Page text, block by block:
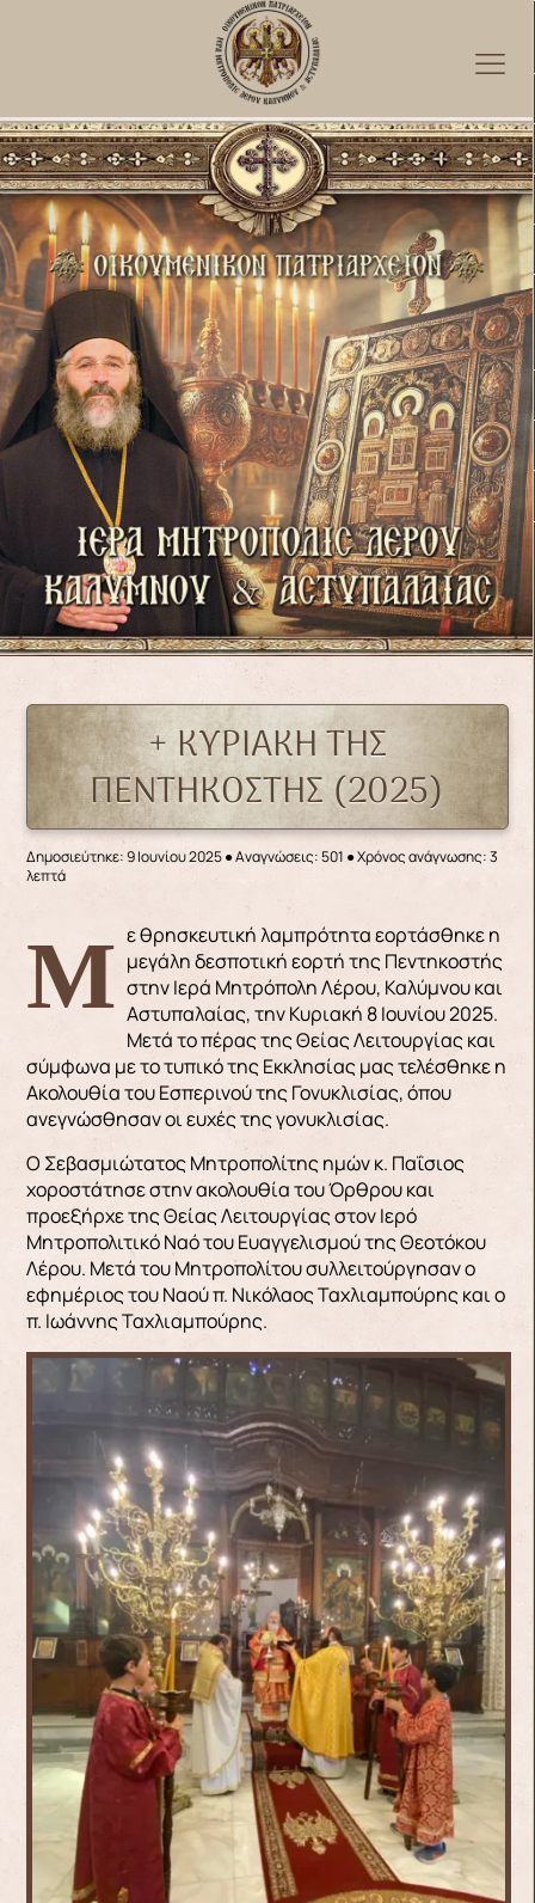
+ ΚΥΡΙΑΚΗ ΤΗΣ
ΠΕΝΤΗΚΟΣΤΗΣ (2025)
Δημοσιεύτηκε: 9 Ιουνίου 2025●Αναγνώσεις: 501 ● Χρόνος ανάγνωσης: 3
λεπτά
Με θρησκευτική λαμπρότητα εορτάσθηκε η μεγάλη δεσποτική εορτή της Πεντηκοστής
στην Ιερά Μητρόπολη Λέρου, Καλύμνου και
Αστυπαλαίας, την Κυριακή 8 Ιουνίου 2025.
Μετά το πέρας της Θείας Λειτουργίας και
σύμφωνα με το τυπικό της Εκκλησίας μας τελέσθηκε η
Ακολουθία του Εσπερινού της Γονυκλισίας, όπου
ανεγνώσθησαν οι ευχές της γονυκλισίας.
Ο Σεβασμιώτατος Μητροπολίτης ημών κ. Παΐσιος
χοροστάτησε στην ακολουθία του Όρθρου και
προεξήρχε της Θείας Λειτουργίας στον Ιερό
Μητροπολιτικό Ναό του Ευαγγελισμού της Θεοτόκου
Λέρου. Μετά του Μητροπολίτου συλλειτούργησαν ο
εφημέριος του Ναού π. Νικόλαος Ταχλιαμπούρης και ο
π. Ιωάννης Ταχλιαμπούρης.